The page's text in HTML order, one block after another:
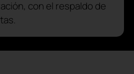
con el respaldo de